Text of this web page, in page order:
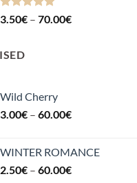
Hinnanguga
3.50€ – 70.00€Hinnavahemik:
Wild Cherry
3.00€ – 60.00€Hinnavahemik:
60.00€
WINTER ROMANCE
2.50€ – 60.00€Hinnavahemik: